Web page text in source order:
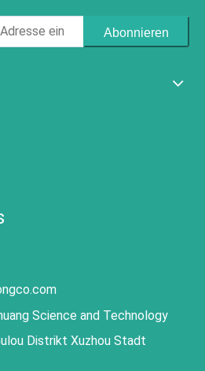
Abonnieren
Science and Technology
Distrikt Xuzhou Stadt